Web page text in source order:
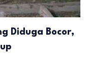
Diduga Bocor,